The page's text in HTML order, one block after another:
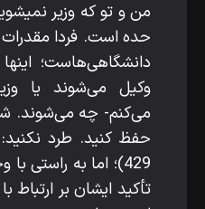
حده است. فردا
دانشگاهی‌هاست؛
وکیل می‌شوند یا
می‌کنم- چه می‌شوند.
429)؛ اما به ­راستی
تأکید ایشان بر ارتباط